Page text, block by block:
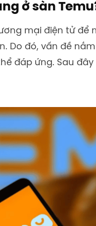
ở sàn
mại điện tử để
Do đó, vấn đề
đáp ứng. Sau